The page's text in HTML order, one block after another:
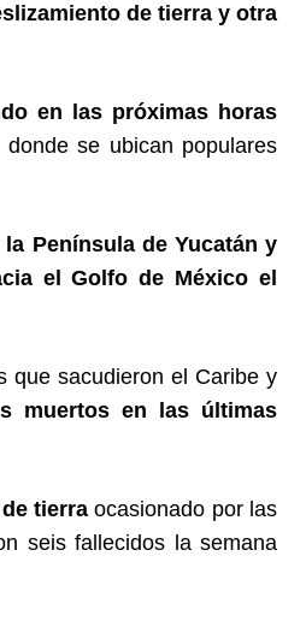
de tierra y otra
en las próximas horas
donde se ubican populares
Península de Yucatán y
el Golfo de México el
que sacudieron el Caribe y
muertos en las últimas
tierra ocasionado por las
seis fallecidos la semana